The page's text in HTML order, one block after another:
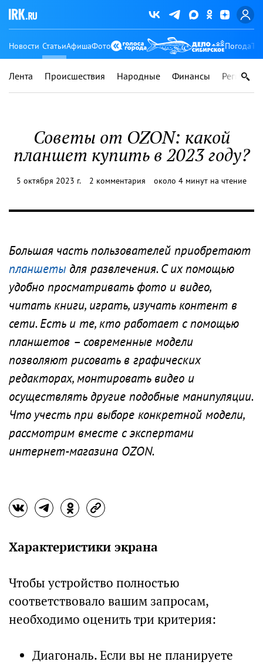
Новости СтатьиАфишаФото Погода
Лента Происшествия Народные Финансы Регионы
Советы от OZON: какой
планшет купить в 2023 году?
5 октября 2023 г. 2 комментария около 4 минут на чтение
Большая часть пользователей приобретают
планшеты для развлечения. С их помощью
удобно просматривать фото и видео,
читать книги, играть, изучать контент в
сети. Есть и те, кто работает с помощью
планшетов – современные модели
позволяют рисовать в графических
редакторах, монтировать видео и
осуществлять другие подобные манипуляции.
Что учесть при выборе конкретной модели,
рассмотрим вместе с экспертами
интернет-магазина OZON.
Характеристики экрана
Чтобы устройство полностью
соответствовало вашим запросам,
необходимо оценить три критерия:
Диагональ. Если вы не планируете